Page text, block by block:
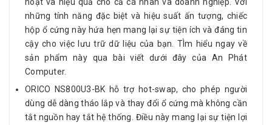
những tính năng đặc biệt và hiệu suất ấn tượng, chiếc
hộp ổ cứng này hứa hẹn mang lại sự tiện ích và đáng tin
cậy cho việc lưu trữ dữ liệu của bạn. TÌm hiểu ngay về
sản phẩm này qua bài viết dưới đây của An Phát
Computer.
ORICO NS800U3-BK hỗ trợ hot-swap, cho phép người
dùng dễ dàng tháo lắp và thay đổi ổ cứng mà không cần
tắt nguồn hay tắt hệ thống. Điều này mang lại sự tiện lợi